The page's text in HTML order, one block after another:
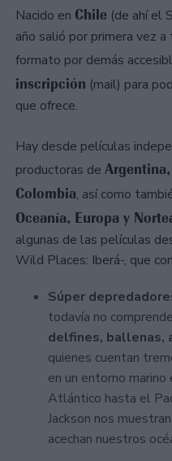
Nacido en Chile (de ahí el
año salió por primera vez
formato por demás
inscripción (mail) para
que ofrece.
Hay desde películas
productoras de
Colombia, así como
Oceanía, Europa y
algunas de las películas
Wild Places: Iberá-, que
Súper
todavía no
delfines, ballenas,
quienes cuentan
en un entorno
Atlántico hasta el
Jackson nos
acechan nuestros